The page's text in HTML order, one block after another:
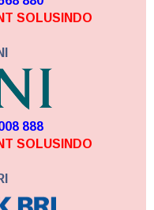
SOLUSINDO
888
SOLUSINDO